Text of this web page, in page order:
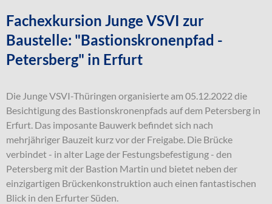
Fachexkursion Junge VSVI zur
Baustelle: "Bastionskronenpfad -
Petersberg" in Erfurt
Die Junge VSVI-Thüringen organisierte am 05.12.2022 die
Besichtigung des Bastionskronenpfads auf dem Petersberg in
Erfurt. Das imposante Bauwerk befindet sich nach
mehrjähriger Bauzeit kurz vor der Freigabe. Die Brücke
verbindet - in alter Lage der Festungsbefestigung - den
Petersberg mit der Bastion Martin und bietet neben der
einzigartigen Brückenkonstruktion auch einen fantastischen
Blick in den Erfurter Süden.